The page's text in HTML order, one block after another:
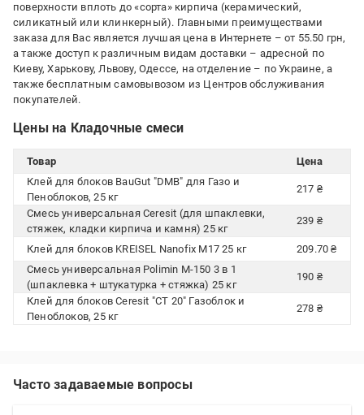
поверхности вплоть до «сорта» кирпича (керамический,
силикатный или клинкерный). Главными преимуществами
заказа для Вас является лучшая цена в Интернете – от 55.50 грн,
а также доступ к различным видам доставки – адресной по
Киеву, Харькову, Львову, Одессе, на отделение – по Украине, а
также бесплатным самовывозом из Центров обслуживания
покупателей.
Цены на Кладочные смеси
Товар
Цена
Клей для блоков BauGut "DMB" для Газо и
Пеноблоков, 25 кг
217 ₴
Смесь универсальная Ceresit (для шпаклевки,
стяжек, кладки кирпича и камня) 25 кг
239 ₴
Клей для блоков KREISEL Nanofix M17 25 кг
209.70 ₴
Смесь универсальная Polimin М-150 3 в 1
(шпаклевка + штукатурка + стяжка) 25 кг
190 ₴
Клей для блоков Ceresit "CT 20" Газоблок и
Пеноблоков, 25 кг
278 ₴
Часто задаваемые вопросы